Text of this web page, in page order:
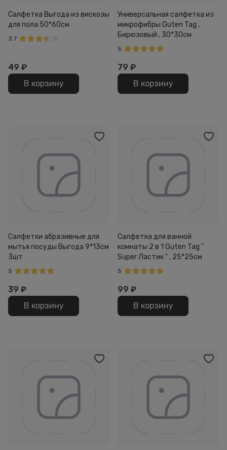
Салфетка Выгода из вискозы
для пола 50*60см
3.7
49 ₽
В корзину
Универсальная салфетка из
микрофибры Guten Tag ,
Бирюзовый , 30*30см
5
79 ₽
В корзину
Салфетки абразивные для
мытья посуды Выгода 9*13см
3шт
5
39 ₽
В корзину
Салфетка для ванной
комнаты 2 в 1 Guten Tag "
Super Ластик " , 25*25см
5
99 ₽
В корзину